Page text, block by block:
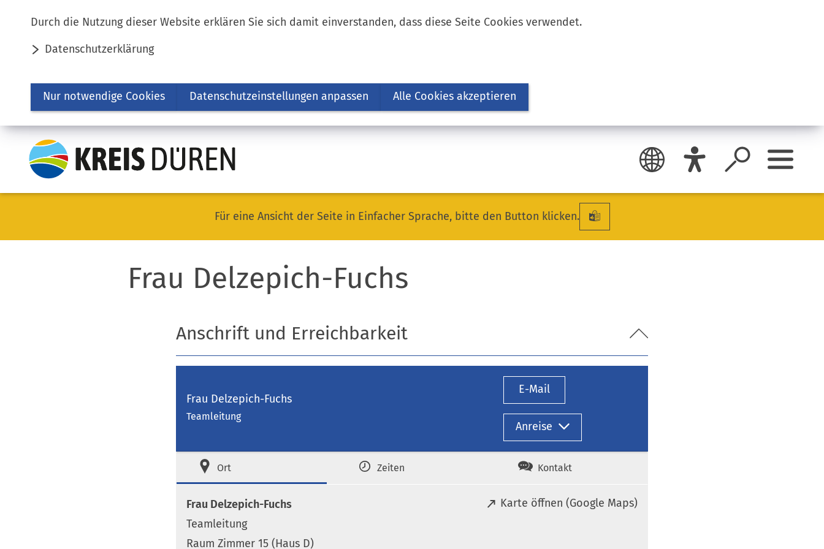
Durch die Nutzung dieser Website erklären Sie sich damit einverstanden, dass diese Seite Cookies verwendet.
Datenschutzerklärung
Nur notwendige Cookies Datenschutzeinstellungen anpassen Alle Cookies akzeptieren
Inhalt anspringen
Für eine Ansicht der Seite in Einfacher Sprache, bitte den Button klicken.
Frau Delzepich-Fuchs
Anschrift und Erreichbarkeit
Frau Delzepich-Fuchs
Teamleitung
E-Mail
Anreise
Ort Zeiten Kontakt
Frau Delzepich-Fuchs
Teamleitung
Raum Zimmer 15 (Haus D)
Karte öffnen (Google Maps)
(